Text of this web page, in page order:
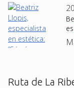
Ruta de La